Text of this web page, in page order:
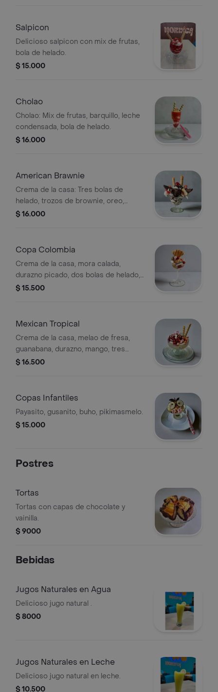
Salpicon
Delicioso salpicon con mix de frutas,
bola de helado.
$ 15.000
Cholao
Cholao: Mix de frutas, barquillo, leche
condensada, bola de helado.
$ 16.000
American Brawnie
Crema de la casa: Tres bolas de
helado, trozos de brownie, oreo,
chantilly, salsas, fresas y barquillos.
$ 16.000
Copa Colombia
Crema de la casa, mora calada,
durazno picado, dos bolas de helado,
mani triturado, suspiro, chantilli, salsa.
$ 15.500
Mexican Tropical
Crema de la casa, melao de fresa,
guanabana, durazno, mango, tres
bolas de helado, chantilli, barquillo,
$ 16.500
Copas Infantiles
Payasito, gusanito, buho, pikimasmelo.
$ 15.000
Postres
Tortas
Tortas con capas de chocolate y
vainilla.
$ 9000
Bebidas
Jugos Naturales en Agua
Delicioso jugo natural .
$ 8000
Jugos Naturales en Leche
Delicioso jugo natural en leche.
$ 10.500